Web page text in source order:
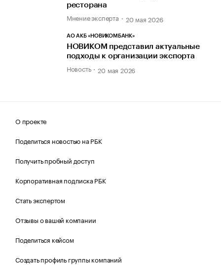
ресторана
Мнение эксперта 20 мая 2026
АО АКБ «НОВИКОМБАНК»
НОВИКОМ представил актуальные
подходы к организации экспорта
Новость 20 мая 2026
О проекте
Поделиться новостью на РБК
Получить пробный доступ
Корпоративная подписка РБК
Стать экспертом
Отзывы о вашей компании
Поделиться кейсом
Создать профиль группы компаний